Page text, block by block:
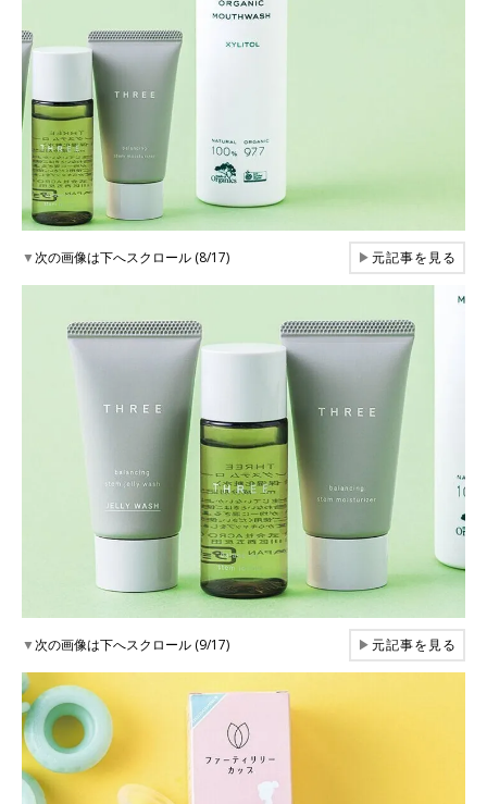
▼次の画像は下へスクロール (8/17) ▶元記事を見る
▼次の画像は下へスクロール (9/17) ▶元記事を見る